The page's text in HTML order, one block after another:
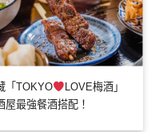
「TOKYO
LOVE梅酒」
最強餐酒搭配！